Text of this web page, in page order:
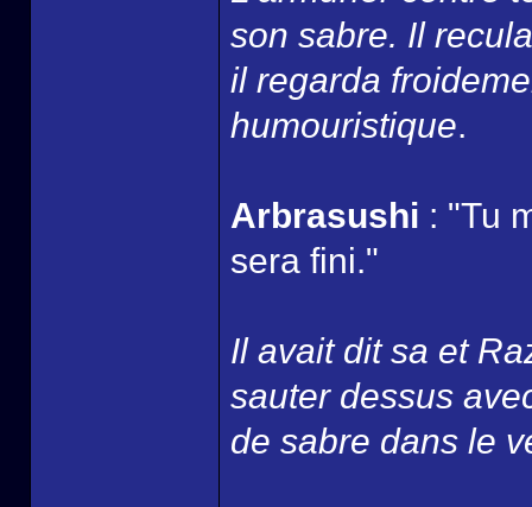
son sabre. Il
il regarda
humouristique.
Arbrasushi : "Tu
sera fini."
Il avait dit sa et
sauter dessus
de sabre dans le